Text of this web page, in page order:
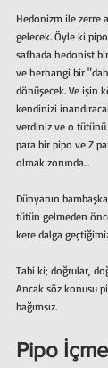
Hedonizm ile zerre
gelecek. Öyle ki
safhada hedonist
ve herhangi bir
dönüşecek. Ve işin
kendinizi
verdiniz ve o tütünü
para bir pipo ve Z
olmak zorunda...
Dünyanın
tütün gelmeden
kere dalga
Tabi ki; doğrular,
Ancak söz konusu
bağımsız.
Pipo